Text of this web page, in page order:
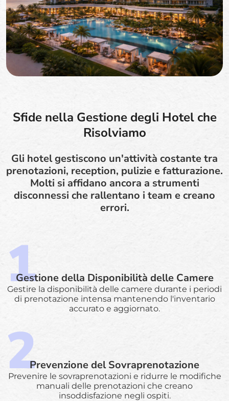
Sfide nella Gestione degli Hotel che
Risolviamo
Gli hotel gestiscono un'attività costante tra
prenotazioni, reception, pulizie e fatturazione.
Molti si affidano ancora a strumenti
disconnessi che rallentano i team e creano
errori.
Gestione della Disponibilità delle Camere
Gestire la disponibilità delle camere durante i periodi
di prenotazione intensa mantenendo l'inventario
accurato e aggiornato.
Prevenzione del Sovraprenotazione
Prevenire le sovraprenotazioni e ridurre le modifiche
manuali delle prenotazioni che creano
insoddisfazione negli ospiti.